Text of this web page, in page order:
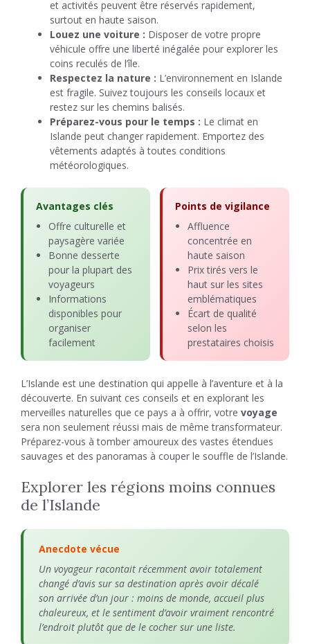
et activités peuvent être réservés rapidement,
surtout en haute saison.
Louez une voiture : Disposer de votre propre
véhicule offre une liberté inégalée pour explorer les
coins reculés de l’île.
Respectez la nature : L’environnement en Islande
est fragile. Suivez toujours les conseils locaux et
restez sur les chemins balisés.
Préparez-vous pour le temps : Le climat en
Islande peut changer rapidement. Emportez des
vêtements adaptés à toutes conditions
météorologiques.
Avantages clés
Offre culturelle et
paysagère variée
Bonne desserte
pour la plupart des
voyageurs
Informations
disponibles pour
organiser
facilement
Points de vigilance
Affluence
concentrée en
haute saison
Prix tirés vers le
haut sur les sites
emblématiques
Écart de qualité
selon les
prestataires choisis
L’Islande est une destination qui appelle à l’aventure et à la
découverte. En suivant ces conseils et en explorant les
merveilles naturelles que ce pays a à offrir, votre voyage
sera non seulement réussi mais de même transformateur.
Préparez-vous à tomber amoureux des vastes étendues
sauvages et des panoramas à couper le souffle de l’Islande.
Explorer les régions moins connues
de l’Islande
Anecdote vécue
Un voyageur racontait récemment avoir totalement
changé d’avis sur sa destination après avoir décalé
son arrivée d’un jour : moins de monde, accueil plus
chaleureux, et le sentiment d’avoir vraiment rencontré
l’endroit plutôt que de le cocher sur une liste.